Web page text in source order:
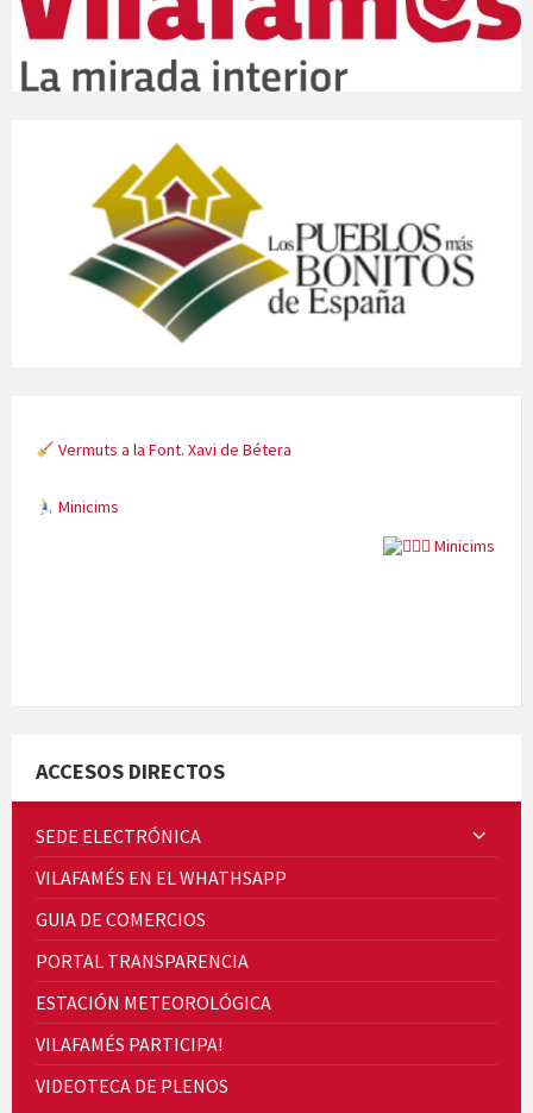
Vermuts a la Font. Xavi de Bétera
Minicims
Cicle de Cine i Dones rurals
Concerts al Museu
ACCESOS DIRECTOS
SEDE ELECTRÓNICA
VILAFAMÉS EN EL WHATHSAPP
GUIA DE COMERCIOS
PORTAL TRANSPARENCIA
ESTACIÓN METEOROLÓGICA
VILAFAMÉS PARTICIPA!
VIDEOTECA DE PLENOS